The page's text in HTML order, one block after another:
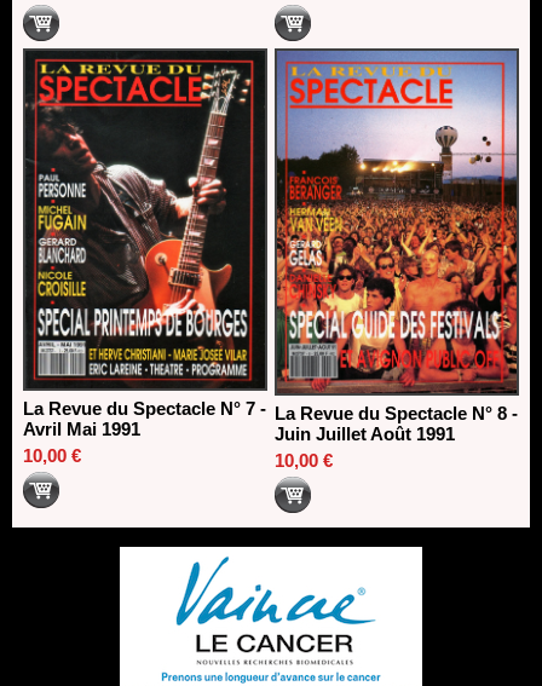
La Revue du Spectacle N° 7 -
Avril Mai 1991
10,00 €
La Revue du Spectacle N° 8 -
Juin Juillet Août 1991
10,00 €